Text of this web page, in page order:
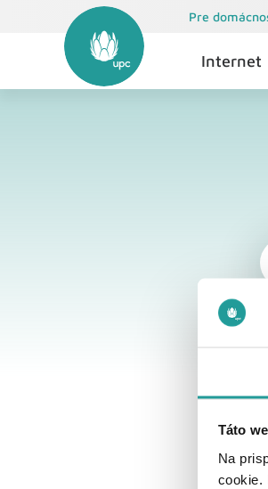
Táto
Na
cookie.
Pre
Internet